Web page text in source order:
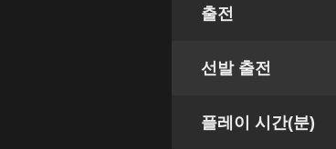
출전
선발 출전
플레이 시간(분)